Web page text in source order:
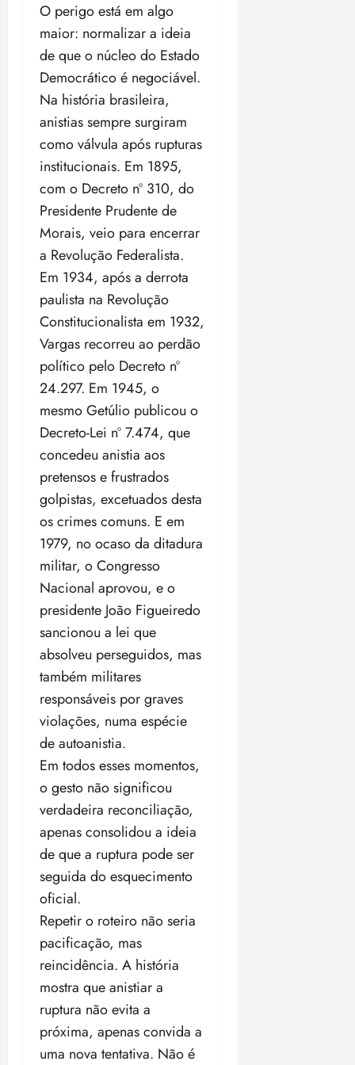
O perigo está em algo
maior: normalizar a ideia
de que o núcleo do Estado
Democrático é negociável.
Na história brasileira,
anistias sempre surgiram
como válvula após rupturas
institucionais. Em 1895,
com o Decreto nº 310, do
Presidente Prudente de
Morais, veio para encerrar
a Revolução Federalista.
Em 1934, após a derrota
paulista na Revolução
Constitucionalista em 1932,
Vargas recorreu ao perdão
político pelo Decreto nº
24.297. Em 1945, o
mesmo Getúlio publicou o
Decreto-Lei nº 7.474, que
concedeu anistia aos
pretensos e frustrados
golpistas, excetuados desta
os crimes comuns. E em
1979, no ocaso da ditadura
militar, o Congresso
Nacional aprovou, e o
presidente João Figueiredo
sancionou a lei que
absolveu perseguidos, mas
também militares
responsáveis por graves
violações, numa espécie
de autoanistia.
Em todos esses momentos,
o gesto não significou
verdadeira reconciliação,
apenas consolidou a ideia
de que a ruptura pode ser
seguida do esquecimento
oficial.
Repetir o roteiro não seria
pacificação, mas
reincidência. A história
mostra que anistiar a
ruptura não evita a
próxima, apenas convida a
uma nova tentativa. Não é